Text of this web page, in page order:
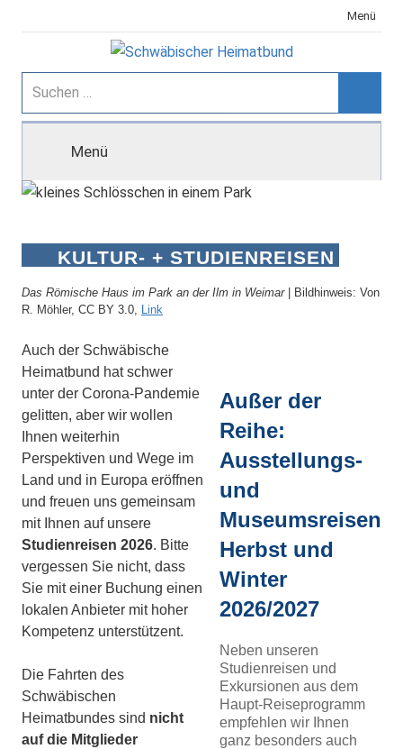
Inhalt
Menü
Schwäbischer
Heimatbund
Suchen
nach:
Menü
KULTUR- + STUDIENREISEN
Das Römische Haus im Park an der Ilm in Weimar| Bildhinweis: Von
R. Möhler, CC BY 3.0, Link
Außer der
Reihe:
Ausstellungs-
und
Museumsreisen
Herbst und
Winter
2026/2027
Neben unseren
Studienreisen und
Exkursionen aus dem
Haupt-Reiseprogramm
empfehlen wir Ihnen
ganz besonders auch
Auch der Schwäbische
Heimatbund hat schwer
unter der Corona-Pandemie
gelitten, aber wir wollen
Ihnen weiterhin
Perspektiven und Wege im
Land und in Europa eröffnen
und freuen uns gemeinsam
mit Ihnen auf unsere
Studienreisen 2026. Bitte
vergessen Sie nicht, dass
Sie mit einer Buchung einen
lokalen Anbieter mit hoher
Kompetenz unterstützent.
Die Fahrten des
Schwäbischen
Heimatbundes sind nicht
auf die Mitglieder